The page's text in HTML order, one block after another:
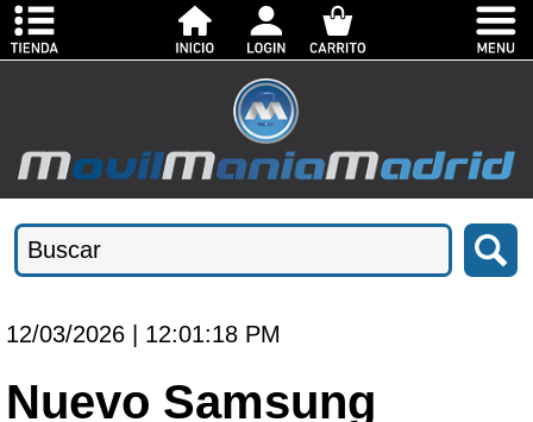
12/03/2026 | 12:01:18 PM
Nuevo Samsung